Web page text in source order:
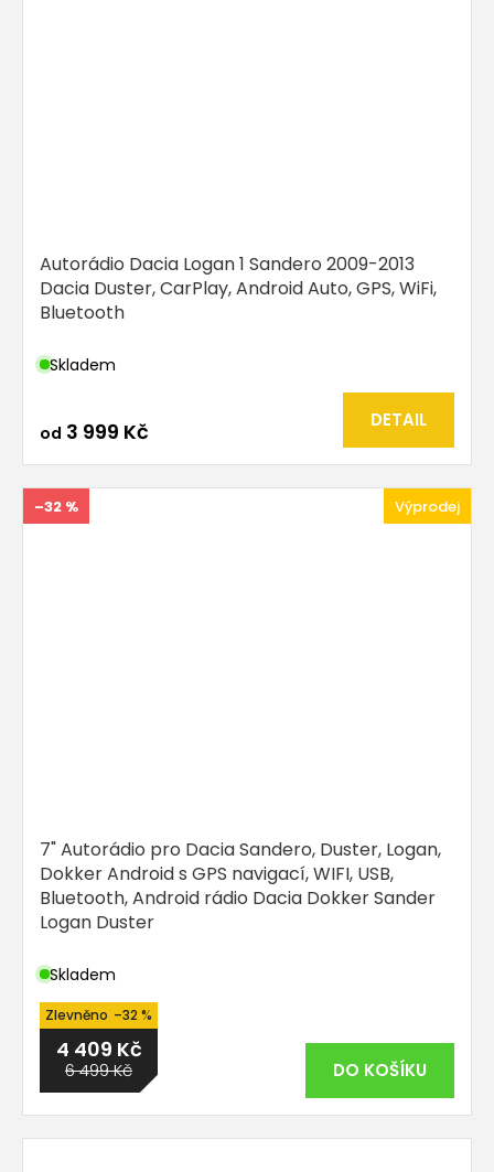
Autorádio Dacia Logan 1 Sandero 2009-2013
Dacia Duster, CarPlay, Android Auto, GPS, WiFi,
Bluetooth
Skladem
od 3 999 Kč DETAIL
Výprodej
–32 %
7" Autorádio pro Dacia Sandero, Duster, Logan,
Dokker Android s GPS navigací, WIFI, USB,
Bluetooth, Android rádio Dacia Dokker Sander
Logan Duster
Skladem
–32 %
6 499 Kč
4 409 Kč
DO KOŠÍKU